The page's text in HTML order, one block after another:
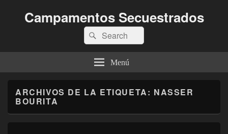
Campamentos Secuestrados
Buscar
por:
Buscar
Menú
ARCHIVOS DE LA ETIQUETA: NASSER
BOURITA